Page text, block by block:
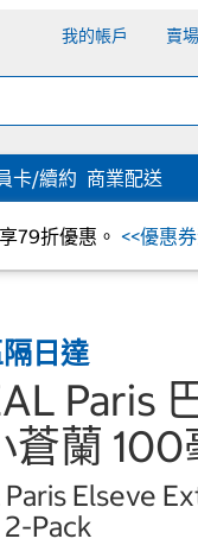
我的帳戶 賣
卡/續約 商業配送
79折優惠。 <<優惠
日達
Paris
蒼蘭 100
Paris Elseve
Pack